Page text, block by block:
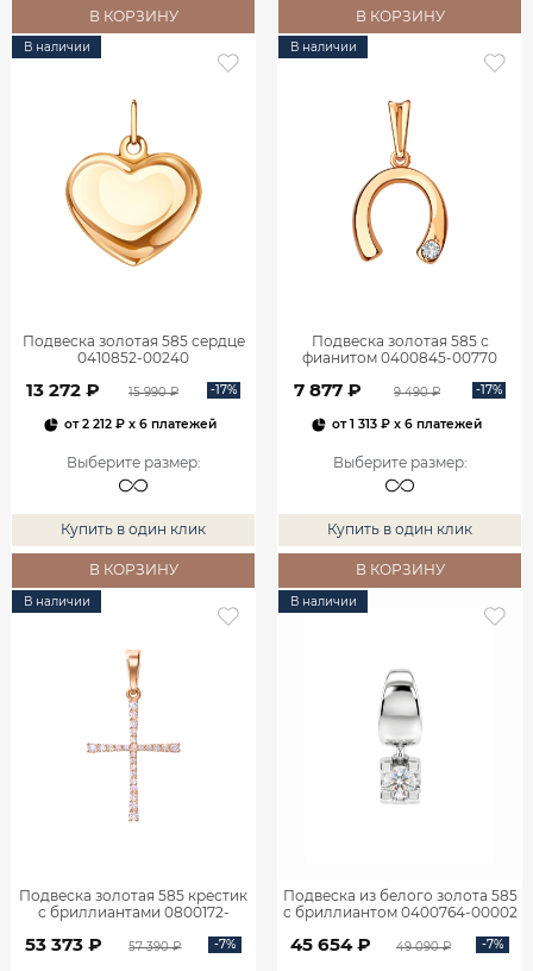
В КОРЗИНУ В КОРЗИНУ
В наличии
Подвеска золотая 585 сердце
0410852-00240
13 272 ₽ 15 990 ₽ -17%
от2 212 ₽ x 6 платежей
Выберите размер:
Купить в один клик
В КОРЗИНУ
В наличии
Подвеска золотая 585 с
фианитом 0400845-00770
7 877 ₽ 9 490 ₽ -17%
от1 313 ₽ x 6 платежей
Выберите размер:
Купить в один клик
В КОРЗИНУ
В наличии
Подвеска золотая 585 крестик
с бриллиантами 0800172-
53 373 ₽ 57 390 ₽ -7%
В наличии
Подвеска из белого золота 585
с бриллиантом 0400764-00002
45 654 ₽ 49 090 ₽ -7%